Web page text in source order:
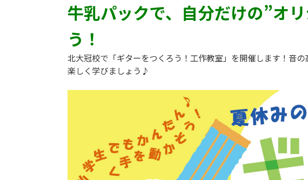
牛乳パックで、自分だけの”オ
う！
北大冠校で「ギターをつくろう！工作教室」を開催します！音
楽しく学びましょう♪